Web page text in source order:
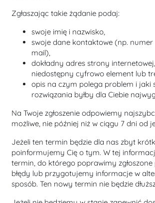
Zgłaszając takie żądanie podaj:
swoje imię i nazwisko,
swoje dane kontaktowe (np. numer
mail),
dokładny adres strony
niedostępny cyfrowo element lub
opis na czym polega problem i jaki
rozwiązania byłby dla Ciebie
Na Twoje zgłoszenie odpowiemy
możliwe, nie później niż w ciągu 7 dni od
Jeżeli ten termin będzie dla nas zbyt
poinformujemy Cię o tym. W tej
termin, do którego poprawimy zgłoszone
błędy lub przygotujemy informacje w
sposób. Ten nowy termin nie będzie